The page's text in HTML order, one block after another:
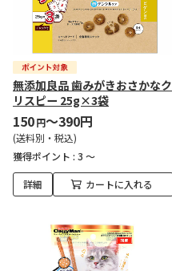
無添加良品 歯みがきおさかなク
リスピー 25g×3袋
150円～390円
(送料別・税込)
獲得ポイント : 3 ～
詳細 カートに入れる